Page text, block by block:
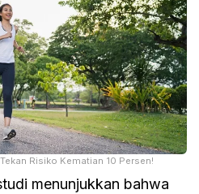
Risiko Kematian 10 Persen!
menunjukkan bahwa